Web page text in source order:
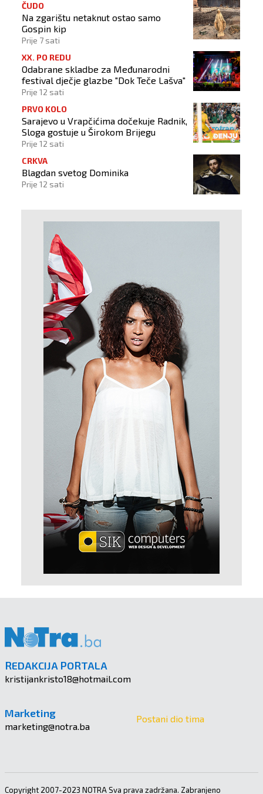
ČUDO
Na zgarištu netaknut ostao samo
Gospin kip
Prije 7 sati
XX. PO REDU
Odabrane skladbe za Međunarodni
festival dječje glazbe "Dok Teče Lašva"
Prije 12 sati
PRVO KOLO
Sarajevo u Vrapčićima dočekuje Radnik,
Sloga gostuje u Širokom Brijegu
Prije 12 sati
CRKVA
Blagdan svetog Dominika
Prije 12 sati
REDAKCIJA PORTALA
kristijankristo18@hotmail.com
Marketing
marketing@notra.ba
Postani dio tima
Copyright 2007-2023 NOTRA Sva prava zadržana. Zabranjeno